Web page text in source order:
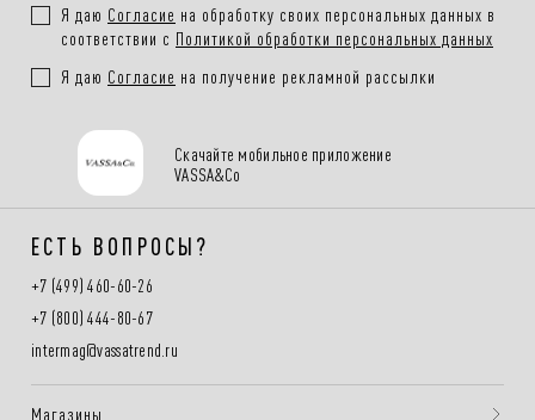
Я даю Согласие на обработку своих персональных данных в
соответствии с Политикой обработки персональных данных
Я даю Согласие на получение рекламной рассылки
Скачайте мобильное приложение
VASSA&Co
ЕСТЬ ВОПРОСЫ?
+7 (499) 460-60-26
+7 (800) 444-80-67
intermag@vassatrend.ru
Магазины